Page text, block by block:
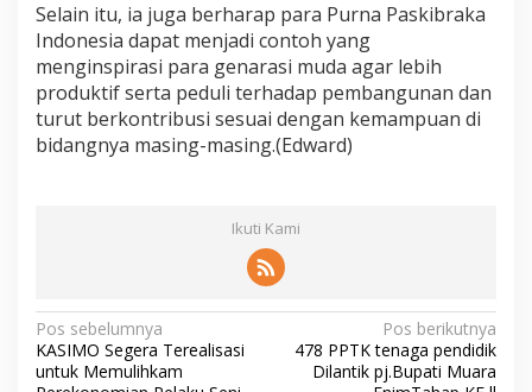
Selain itu, ia juga berharap para Purna Paskibraka
Indonesia dapat menjadi contoh yang
menginspirasi para genarasi muda agar lebih
produktif serta peduli terhadap pembangunan dan
turut berkontribusi sesuai dengan kemampuan di
bidangnya masing-masing.(Edward)
Ikuti Kami
N
a
Pos sebelumnya
KASIMO Segera Terealisasi
untuk Memulihkam
Pos berikutnya
478 PPTK tenaga pendidik
Dilantik pj.Bupati Muara